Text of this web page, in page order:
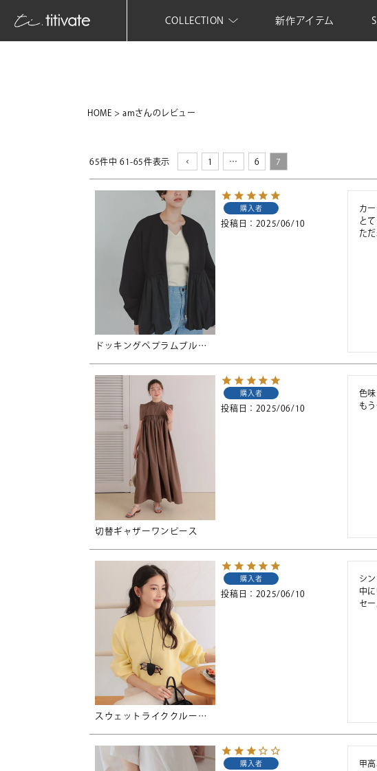
COLLECTION 新作アイテム
HOME amさんのレビュー
65件中 61-65件表示 1 … 6 7
ドッキングペプラムブルゾン
購入者
投稿日 2025/06/10
カ
と
た
切替ギャザーワンピース
購入者
投稿日 2025/06/10
色
も
スウェットライククルーネックニット
購入者
投稿日 2025/06/10
シ
中
セ
購入者
甲